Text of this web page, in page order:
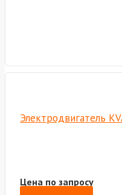
Электродвигатель
Цена по запросу